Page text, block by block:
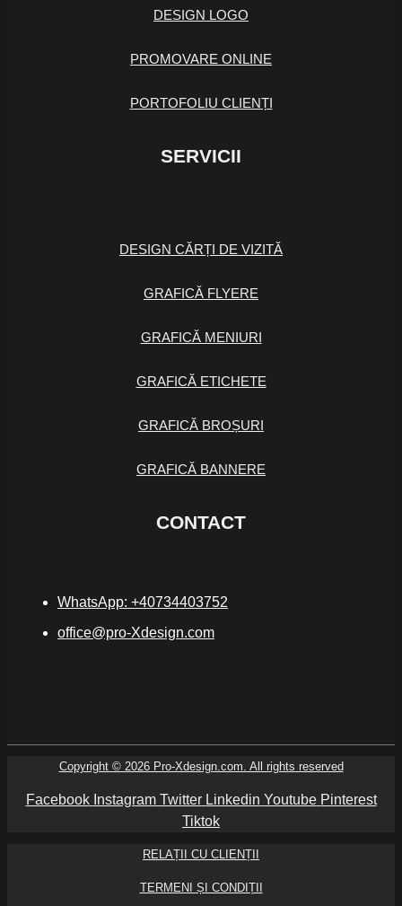
DESIGN LOGO
PROMOVARE ONLINE
PORTOFOLIU CLIENȚI
SERVICII
DESIGN CĂRȚI DE VIZITĂ
GRAFICĂ FLYERE
GRAFICĂ MENIURI
GRAFICĂ ETICHETE
GRAFICĂ BROȘURI
GRAFICĂ BANNERE
CONTACT
WhatsApp: +40734403752
office@pro-Xdesign.com
Copyright © 2026 Pro-Xdesign.com. All rights reserved
Facebook Instagram Twitter Linkedin Youtube Pinterest
Tiktok
RELAȚII CU CLIENȚII
TERMENI ȘI CONDIȚII